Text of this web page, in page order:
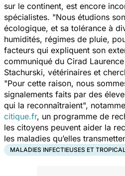
sur le continent, est encore
spécialistes. "Nous étudions
écologique, et sa tolérance à
humidités, régimes de pluie,
facteurs qui expliquent son
communiqué du Cirad
Stachurski, vétérinaires et
"Pour cette raison, nous
signalements faits par des
qui la reconnaîtraient",
citique.fr, un programme de
les citoyens peuvent aider la
les maladies qu’elles
MALADIES INFECTIEUSES ET